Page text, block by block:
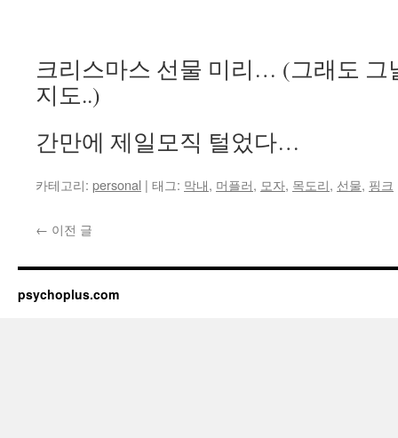
크리스마스 선물 미리… (그래도
지도..)
간만에 제일모직 털었다…
카테고리: personal | 태그: 막내, 머플러, 모자, 목도리, 선물, 핑크
← 이전 글
psychoplus.com